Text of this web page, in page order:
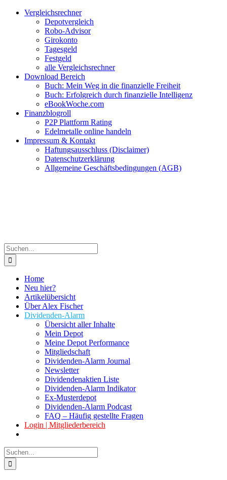
Zum
Facebook
Twitter
Instagram
Pinterest
YouTubeVergleichsrechner
Depotvergleich
Robo-Advisor
Girokonto
Tagesgeld
Festgeld
alle Vergleichsrechner
Download Bereich
Buch: Mein Weg in die finanzielle Freiheit
Buch: Erfolgreich durch finanzielle Intelligenz
eBookWoche.com
Finanzblogroll
P2P Plattform Rating
Edelmetalle online handeln
Impressum & Kontakt
Haftungsausschluss (Disclaimer)
Datenschutzerklärung
Allgemeine Geschäftsbedingungen (AGB)
Suche
nach:
Home
Neu hier?
Artikelübersicht
Über Alex Fischer
Dividenden-Alarm
Übersicht aller Inhalte
Mein Depot
Meine Depot Performance
Mitgliedschaft
Dividenden-Alarm Journal
Newsletter
Dividendenaktien Liste
Dividenden-Alarm Indikator
Ex-Musterdepot
Dividenden-Alarm Podcast
FAQ – Häufig gestellte Fragen
Login | Mitgliederbereich
Suche
nach: